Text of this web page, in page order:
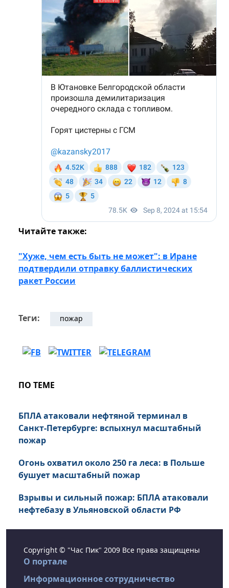
Читайте также:
"Хуже, чем есть быть не может": в Иране
подтвердили отправку баллистических
ракет России
Теги: пожар
ПО ТЕМЕ
БПЛА атаковали нефтяной терминал в
Санкт-Петербурге: вспыхнул масштабный
пожар
Огонь охватил около 250 га леса: в Польше
бушует масштабный пожар
Взрывы и сильный пожар: БПЛА атаковали
нефтебазу в Ульяновской области РФ
Copyright © "Час Пик" 2009 Все права защищены
О портале
Информационное сотрудничество